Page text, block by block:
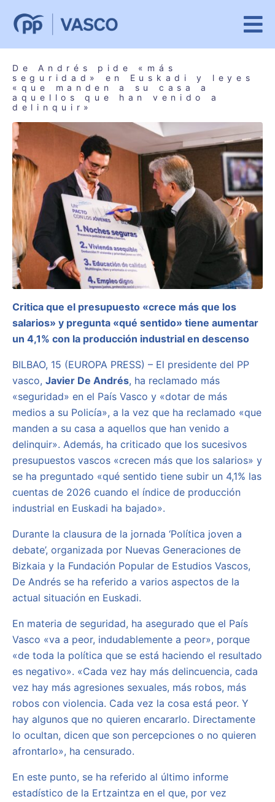
De Andrés pide «más
seguridad» en Euskadi y leyes
«que manden a su casa a
aquellos que han venido a
delinquir»
Critica que el presupuesto «crece más que los
salarios» y pregunta «qué sentido» tiene aumentar
un 4,1% con la producción industrial en descenso
BILBAO, 15 (EUROPA PRESS) – El presidente del PP
vasco, Javier De Andrés, ha reclamado más
«seguridad» en el País Vasco y «dotar de más
medios a su Policía», a la vez que ha reclamado «que
manden a su casa a aquellos que han venido a
delinquir». Además, ha criticado que los sucesivos
presupuestos vascos «crecen más que los salarios» y
se ha preguntado «qué sentido tiene subir un 4,1% las
cuentas de 2026 cuando el índice de producción
industrial en Euskadi ha bajado».
Durante la clausura de la jornada ‘Política joven a
debate’, organizada por Nuevas Generaciones de
Bizkaia y la Fundación Popular de Estudios Vascos,
De Andrés se ha referido a varios aspectos de la
actual situación en Euskadi.
En materia de seguridad, ha asegurado que el País
Vasco «va a peor, indudablemente a peor», porque
«de toda la política que se está haciendo el resultado
es negativo». «Cada vez hay más delincuencia, cada
vez hay más agresiones sexuales, más robos, más
robos con violencia. Cada vez la cosa está peor. Y
hay algunos que no quieren encararlo. Directamente
lo ocultan, dicen que son percepciones o no quieren
afrontarlo», ha censurado.
En este punto, se ha referido al último informe
estadístico de la Ertzaintza en el que, por vez